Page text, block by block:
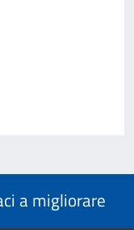
a migliorare